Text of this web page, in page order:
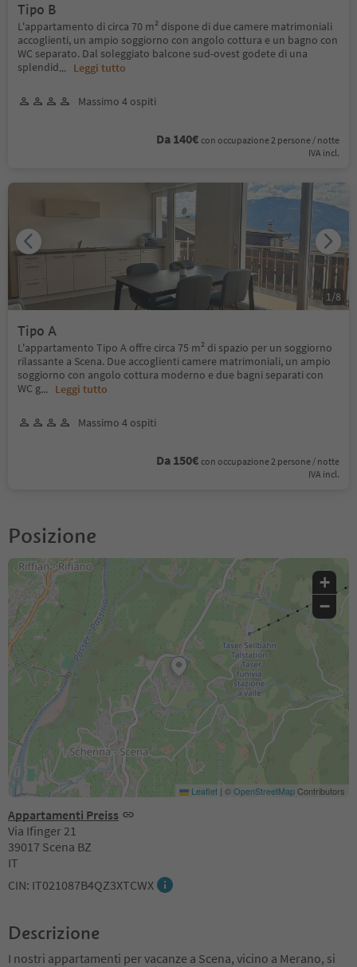
Tipo B
L'appartamento di circa 70 m² dispone di due camere matrimoniali
accoglienti, un ampio soggiorno con angolo cottura e un bagno con
WC separato. Dal soleggiato balcone sud-ovest godete di una
splendid... Leggi tutto
Massimo 4 ospiti
Da 140€ con occupazione 2 persone / notte
IVA incl.
Tipo A
L'appartamento Tipo A offre circa 75 m² di spazio per un soggiorno
rilassante a Scena. Due accoglienti camere matrimoniali, un ampio
soggiorno con angolo cottura moderno e due bagni separati con
WC g... Leggi tutto
Massimo 4 ospiti
Da 150€ con occupazione 2 persone / notte
IVA incl.
1 /8
Posizione
Appartamenti Preiss
Via Ifinger 21
39017 Scena BZ
IT
CIN: IT021087B4QZ3XTCWX
+
−
Leaflet | ©OpenStreetMapContributors
Descrizione
I nostri appartamenti per vacanze a Scena, vicino a Merano, si